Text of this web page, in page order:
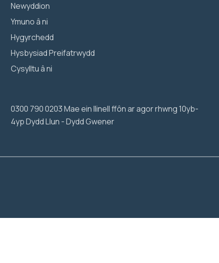
Newyddion
Ymuno â ni
Hygyrchedd
Hysbysiad Preifatrwydd
Cysylltu â ni
0300 790 0203 Mae ein llinell ffôn ar agor rhwng 10yb-
4yp Dydd Llun - Dydd Gwener